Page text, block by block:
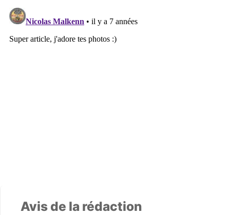
Avis de la rédaction